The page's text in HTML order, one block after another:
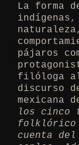
La forma
indígenas,
pájaros
filóloga
discurso
mexicana
los cinco
folklórico
cuenta